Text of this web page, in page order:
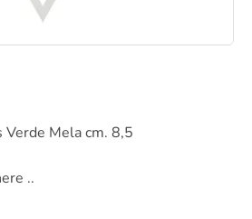
Verde Mela cm. 8,5
..